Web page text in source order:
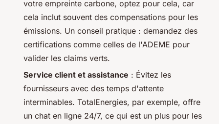
votre empreinte carbone, optez pour cela, car
cela inclut souvent des compensations pour les
émissions. Un conseil pratique : demandez des
certifications comme celles de l'ADEME pour
valider les claims verts.
Service client et assistance : Évitez les
fournisseurs avec des temps d'attente
interminables. TotalEnergies, par exemple, offre
un chat en ligne 24/7, ce qui est un plus pour les